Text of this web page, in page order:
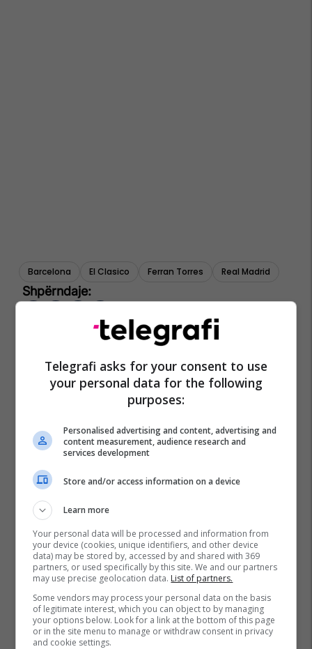
Barcelona El Clasico Ferran Torres Real Madrid
Telegrafi asks for your consent to use
your personal data for the following
purposes:
Personalised advertising and content, advertising and
content measurement, audience research and
services development
Store and/or access information on a device
Learn more
Your personal data will be processed and information from
your device (cookies, unique identifiers, and other device
data) may be stored by, accessed by and shared with 369
partners, or used specifically by this site. We and our partners
may use precise geolocation data. List of partners.
Some vendors may process your personal data on the basis
of legitimate interest, which you can object to by managing
your options below. Look for a link at the bottom of this page
or in the site menu to manage or withdraw consent in privacy
and cookie settings.